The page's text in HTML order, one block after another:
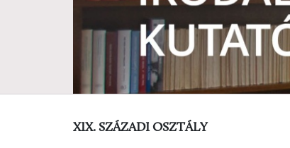
XIX. SZÁZADI OSZTÁLY